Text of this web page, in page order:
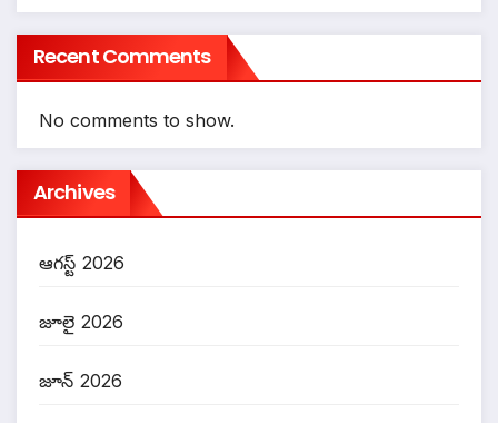
Recent Comments
No comments to show.
Archives
ఆగస్ట్ 2026
జూలై 2026
జూన్ 2026